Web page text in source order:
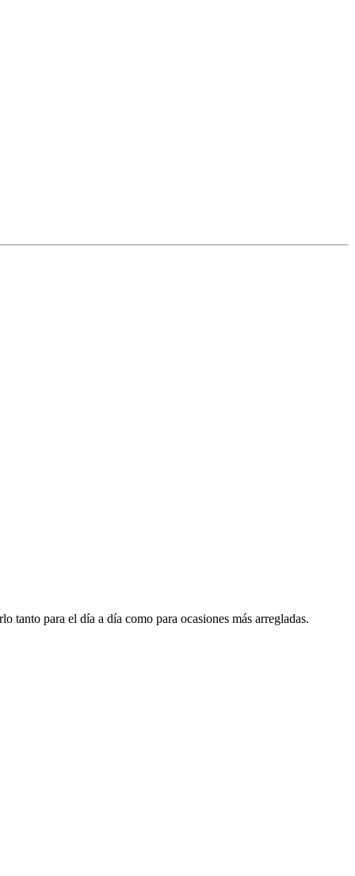
para el día a día como para ocasiones más arregladas.